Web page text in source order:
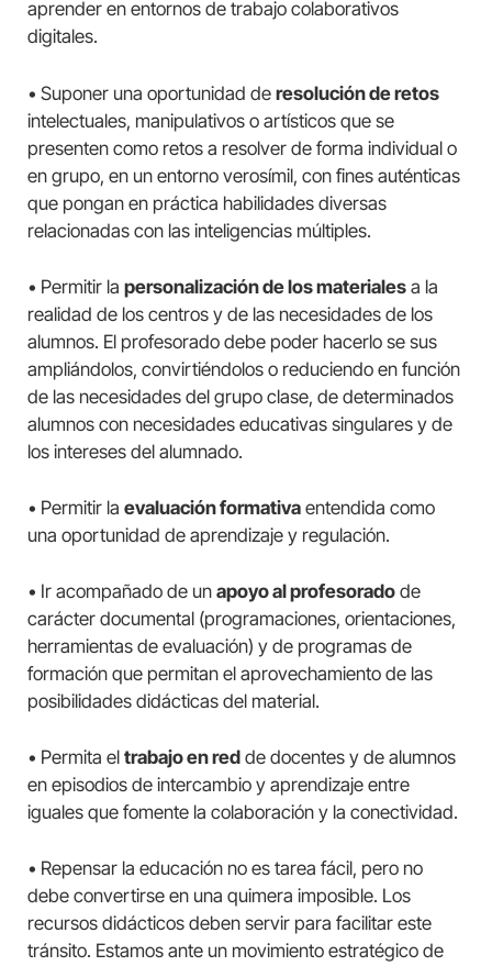
aprender en entornos de trabajo colaborativos
digitales.
• Suponer una oportunidad de resolución de retos
intelectuales, manipulativos o artísticos que se
presenten como retos a resolver de forma individual o
en grupo, en un entorno verosímil, con fines auténticas
que pongan en práctica habilidades diversas
relacionadas con las inteligencias múltiples.
• Permitir la personalización de los materiales a la
realidad de los centros y de las necesidades de los
alumnos. El profesorado debe poder hacerlo se sus
ampliándolos, convirtiéndolos o reduciendo en función
de las necesidades del grupo clase, de determinados
alumnos con necesidades educativas singulares y de
los intereses del alumnado.
• Permitir la evaluación formativa entendida como
una oportunidad de aprendizaje y regulación.
• Ir acompañado de un apoyo al profesorado de
carácter documental (programaciones, orientaciones,
herramientas de evaluación) y de programas de
formación que permitan el aprovechamiento de las
posibilidades didácticas del material.
• Permita el trabajo en red de docentes y de alumnos
en episodios de intercambio y aprendizaje entre
iguales que fomente la colaboración y la conectividad.
• Repensar la educación no es tarea fácil, pero no
debe convertirse en una quimera imposible. Los
recursos didácticos deben servir para facilitar este
tránsito. Estamos ante un movimiento estratégico de